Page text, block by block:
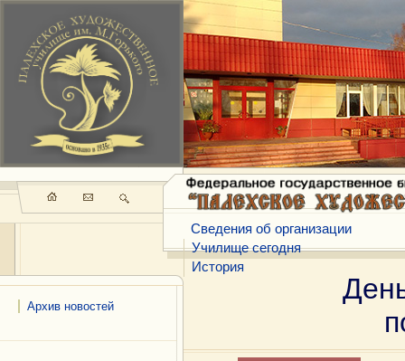
Архив новостей
Сведения об организации
Училище сегодня
История